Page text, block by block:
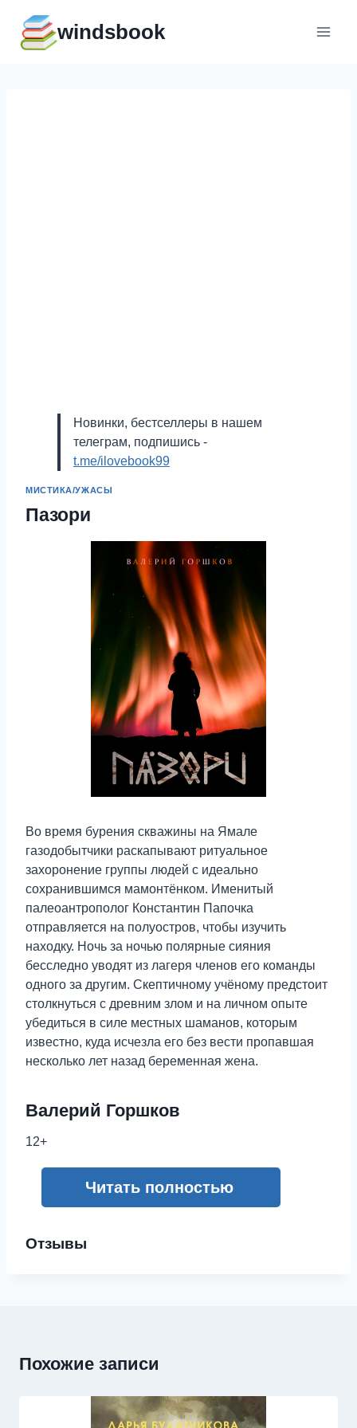
содержимому
windsbook
Новинки, бестселлеры в нашем
телеграм, подпишись -
t.me/ilovebook99
МИСТИКА/УЖАСЫ
Пазори
Во время бурения скважины на Ямале
газодобытчики раскапывают ритуальное
захоронение группы людей с идеально
сохранившимся мамонтёнком. Именитый
палеоантрополог Константин Папочка
отправляется на полуостров, чтобы изучить
находку. Ночь за ночью полярные сияния
бесследно уводят из лагеря членов его команды
одного за другим. Скептичному учёному предстоит
столкнуться с древним злом и на личном опыте
убедиться в силе местных шаманов, которым
известно, куда исчезла его без вести пропавшая
несколько лет назад беременная жена.
Валерий Горшков
12+
Читать полностью
Отзывы
Похожие записи